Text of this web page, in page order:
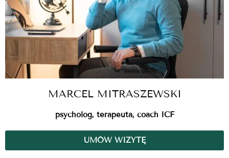
MARCEL MITRASZEWSKI
psycholog, terapeuta, coach ICF
UMÓW WIZYTĘ